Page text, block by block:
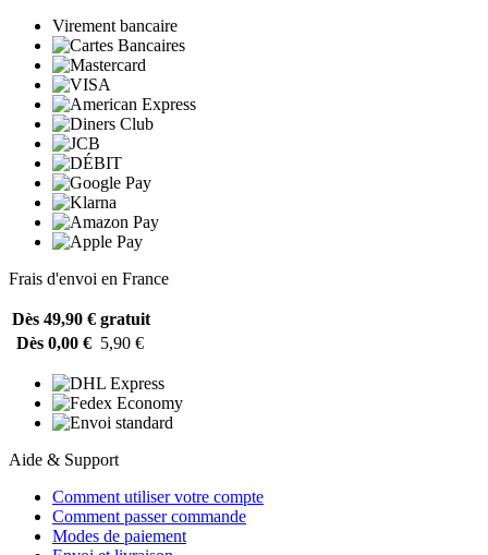
Virement bancaire
Frais d'envoi en France
Dès 49,90 € gratuit
Dès 0,00 € 5,90 €
Aide & Support
Comment utiliser votre compte
Comment passer commande
Modes de paiement